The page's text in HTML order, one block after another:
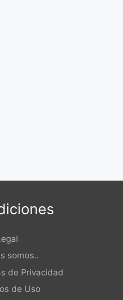
somos..
de Privacidad
de Uso